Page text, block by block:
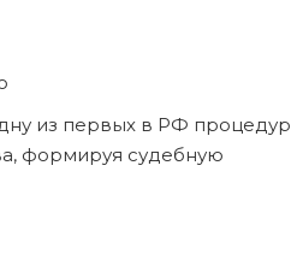
из первых в РФ процедур
формируя судебную